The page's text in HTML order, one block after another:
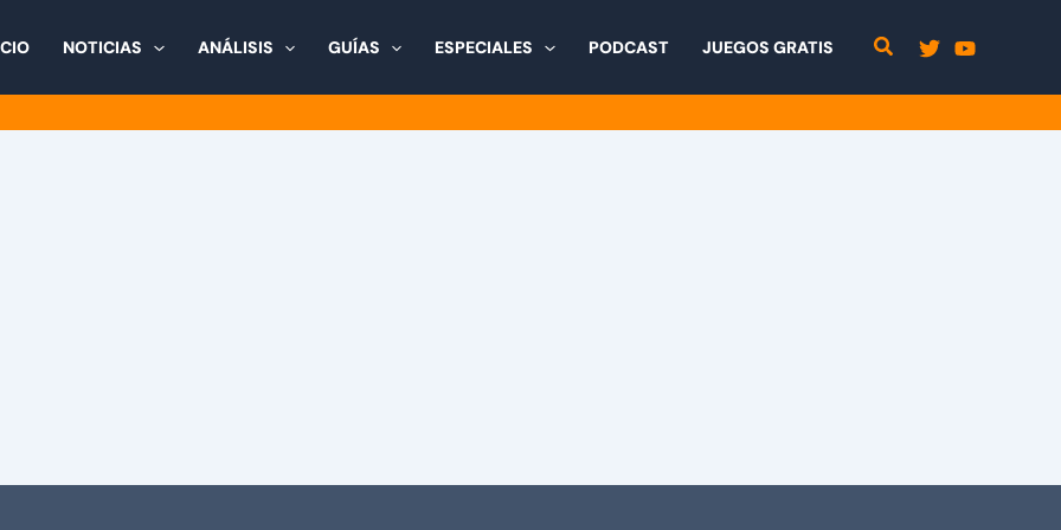
NOTICIAS ANÁLISIS GUÍAS ESPECIALES PODCAST JUEGOS GRATIS